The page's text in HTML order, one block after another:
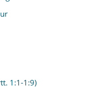
1:1-1:9)